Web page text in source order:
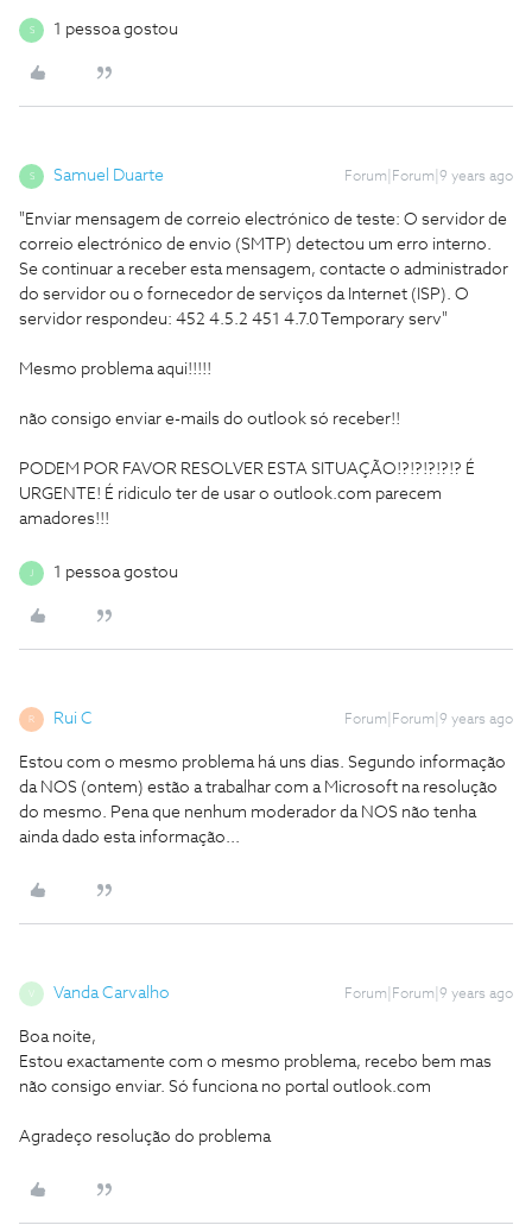
S 1 pessoa gostou
S Samuel Duarte Forum|Forum|9 years ago
"Enviar mensagem de correio electrónico de teste: O servidor de
correio electrónico de envio (SMTP) detectou um erro interno.
Se continuar a receber esta mensagem, contacte o administrador
do servidor ou o fornecedor de serviços da Internet (ISP). O
servidor respondeu: 452 4.5.2 451 4.7.0 Temporary serv"
Mesmo problema aqui!!!!!
não consigo enviar e-mails do outlook só receber!!
PODEM POR FAVOR RESOLVER ESTA SITUAÇÃO!?!?!?!?!? É
URGENTE! É ridiculo ter de usar o outlook.com parecem
amadores!!!
1 pessoa gostou
R Rui C Forum|Forum|9 years ago
Estou com o mesmo problema há uns dias. Segundo informação
da NOS (ontem) estão a trabalhar com a Microsoft na resolução
do mesmo. Pena que nenhum moderador da NOS não tenha
ainda dado esta informação...
Vanda Carvalho Forum|Forum|9 years ago
Boa noite,
Estou exactamente com o mesmo problema, recebo bem mas
não consigo enviar. Só funciona no portal outlook.com
Agradeço resolução do problema